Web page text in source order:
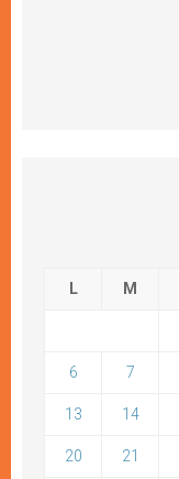
L M
6 7
13 14
20 21